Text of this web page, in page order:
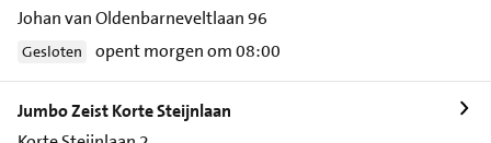
Johan van Oldenbarneveltlaan 96
Gesloten opent morgen om 08:00
Jumbo Zeist Korte Steijnlaan